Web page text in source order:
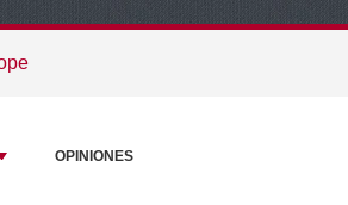
OPINIONES